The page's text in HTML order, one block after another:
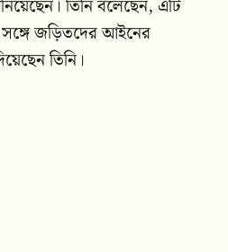
তিনি বলেছেন, এটি
জড়িতদের আইনের
তিনি।